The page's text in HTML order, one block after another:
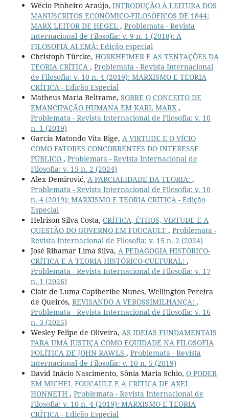
Wécio Pinheiro Araújo, INTRODUÇÃO À LEITURA DOS
MANUSCRITOS ECONÔMICO-FILOSÓFICOS DE 1844:
MARX LEITOR DE HEGEL , Problemata - Revista
Internacional de Filosofia: v. 9 n. 1 (2018): A
FILOSOFIA ALEMÃ: Edição especial
Christoph Türcke, HORKHEIMER E AS TENTAÇÕES DA
TEORIA CRÍTICA , Problemata - Revista Internacional
de Filosofia: v. 10 n. 4 (2019): MARXISMO E TEORIA
CRÍTICA - Edição Especial
Matheus Maria Beltrame, SOBRE O CONCEITO DE
EMANCIPAÇÃO HUMANA EM KARL MARX ,
Problemata - Revista Internacional de Filosofia: v. 10
n. 1 (2019)
Garcia Matondo Vita Bige, A VIRTUDE E O VÍCIO
COMO FATORES CONCORRENTES DO INTERESSE
PÚBLICO , Problemata - Revista Internacional de
Filosofia: v. 15 n. 2 (2024)
Alex Demirović, A PARCIALIDADE DA TEORIA: ,
Problemata - Revista Internacional de Filosofia: v. 10
n. 4 (2019): MARXISMO E TEORIA CRÍTICA - Edição
Especial
Helrison Silva Costa, CRÍTICA, ÉTHOS, VIRTUDE E A
QUESTÃO DO GOVERNO EM FOUCAULT , Problemata -
Revista Internacional de Filosofia: v. 15 n. 2 (2024)
José Ribamar Lima Silva, A PEDAGOGIA HISTÓRICO-
CRÍTICA E A TEORIA HISTÓRICO-CULTURAL: ,
Problemata - Revista Internacional de Filosofia: v. 17
n. 1 (2026)
Clair de Luma Capiberibe Nunes, Wellington Pereira
de Queirós, REVISANDO A VEROSSIMILHANÇA: ,
Problemata - Revista Internacional de Filosofia: v. 16
n. 3 (2025)
Wesley Felipe de Oliveira, AS IDEIAS FUNDAMENTAIS
PARA UMA JUSTIÇA COMO EQUIDADE NA FILOSOFIA
POLÍTICA DE JOHN RAWLS , Problemata - Revista
Internacional de Filosofia: v. 10 n. 5 (2019)
David Inácio Nascimento, Sônia Maria Schio, O PODER
EM MICHEL FOUCAULT E A CRÍTICA DE AXEL
HONNETH , Problemata - Revista Internacional de
Filosofia: v. 10 n. 4 (2019): MARXISMO E TEORIA
CRÍTICA - Edição Especial